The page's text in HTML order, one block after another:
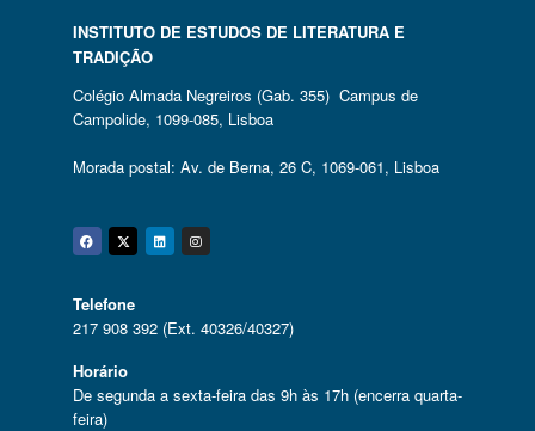
INSTITUTO DE ESTUDOS DE LITERATURA E
TRADIÇÃO
Colégio Almada Negreiros (Gab. 355) Campus de
Campolide, 1099-085, Lisboa
Morada postal: Av. de Berna, 26 C, 1069-061, Lisboa
Facebook
Twitter
Linkedin
Instagram
Telefone
217 908 392 (Ext. 40326/40327)
Horário
De segunda a sexta-feira das 9h às 17h (encerra quarta-
feira)